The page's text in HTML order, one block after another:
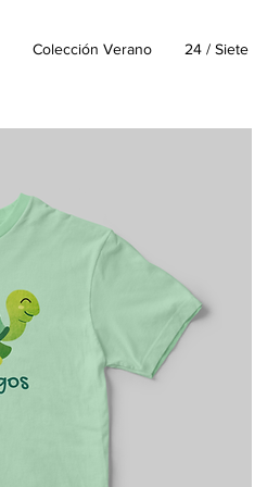
Colección Verano 24 / Siete